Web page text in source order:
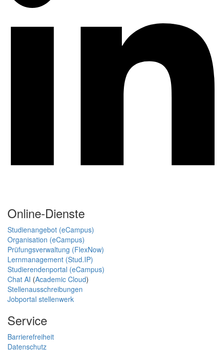
Online-Dienste
Studienangebot (eCampus)
Organisation (eCampus)
Prüfungsverwaltung (FlexNow)
Lernmanagement (Stud.IP)
Studierendenportal (eCampus)
Chat AI (Academic Cloud)
Stellenausschreibungen
Jobportal stellenwerk
Service
Barrierefreiheit
Datenschutz